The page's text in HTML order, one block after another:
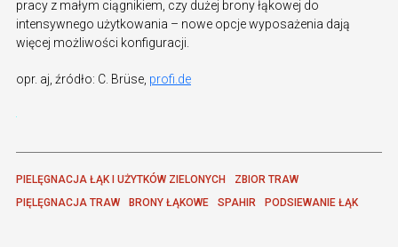
pracy z małym ciągnikiem, czy dużej brony łąkowej do
intensywnego użytkowania – nowe opcje wyposażenia dają
więcej możliwości konfiguracji.
opr. aj, źródło: C. Brüse, profi.de
PIELĘGNACJA ŁĄK I UŻYTKÓW ZIELONYCH
ZBIOR TRAW
PIĘLĘGNACJA TRAW
BRONY ŁĄKOWE SPAHIR PODSIEWANIE ŁĄK